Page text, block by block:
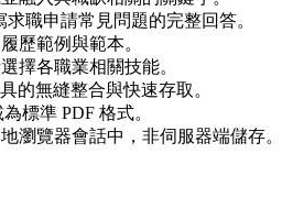
求職申請常見問題的完整回答。
歷範例與範本。
擇各職業相關技能。
的無縫整合與快速存取。
標準 PDF 格式。
瀏覽器會話中，非伺服器端儲存。